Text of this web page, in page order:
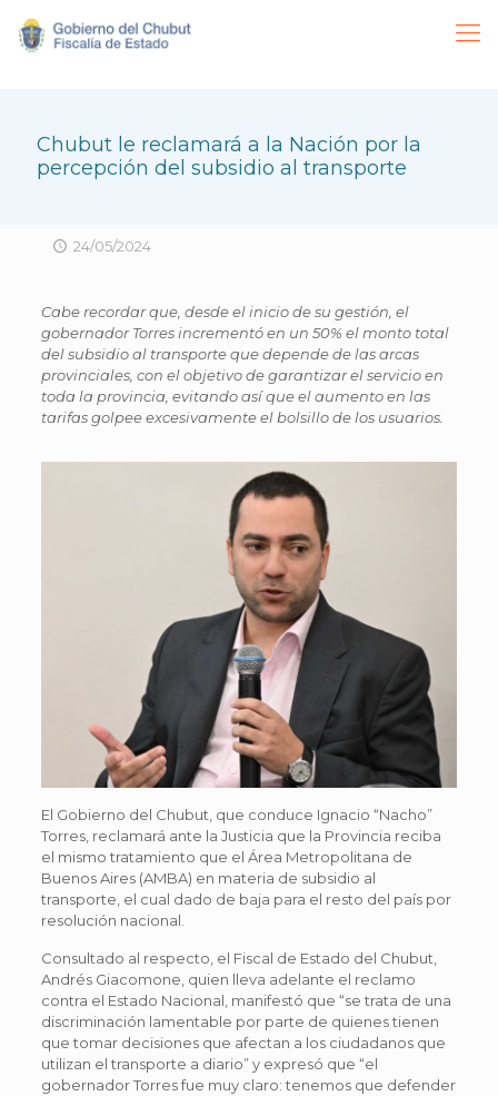
Chubut le reclamará a la Nación por la
percepción del subsidio al transporte
24/05/2024
Cabe recordar que, desde el inicio de su gestión, el
gobernador Torres incrementó en un 50% el monto total
del subsidio al transporte que depende de las arcas
provinciales, con el objetivo de garantizar el servicio en
toda la provincia, evitando así que el aumento en las
tarifas golpee excesivamente el bolsillo de los usuarios.
El Gobierno del Chubut, que conduce Ignacio “Nacho”
Torres, reclamará ante la Justicia que la Provincia reciba
el mismo tratamiento que el Área Metropolitana de
Buenos Aires (AMBA) en materia de subsidio al
transporte, el cual dado de baja para el resto del país por
resolución nacional.
Consultado al respecto, el Fiscal de Estado del Chubut,
Andrés Giacomone, quien lleva adelante el reclamo
contra el Estado Nacional, manifestó que “se trata de una
discriminación lamentable por parte de quienes tienen
que tomar decisiones que afectan a los ciudadanos que
utilizan el transporte a diario” y expresó que “el
gobernador Torres fue muy claro: tenemos que defender